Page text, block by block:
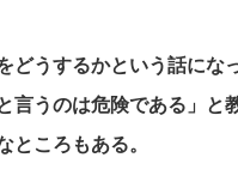
どうするかという話にな
言うのは危険である」と
ところもある。